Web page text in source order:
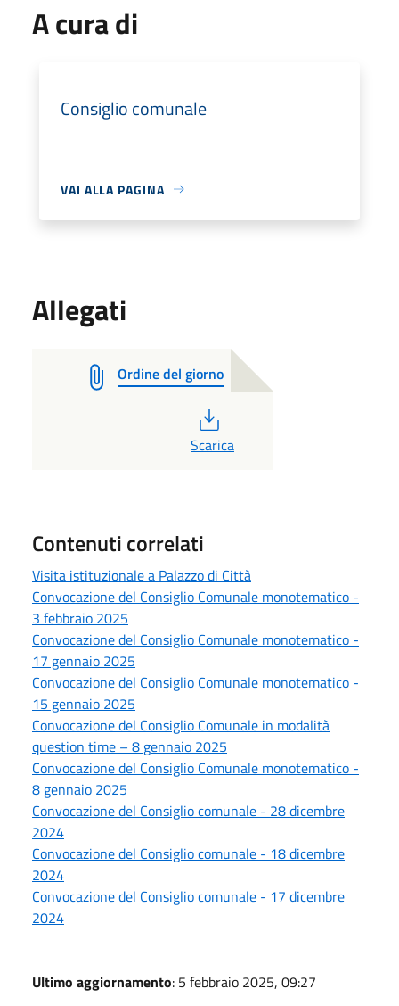
A cura di
Consiglio comunale
VAI ALLA PAGINA
Allegati
Ordine del giorno
Scarica
Contenuti correlati
Visita istituzionale a Palazzo di Città
Convocazione del Consiglio Comunale monotematico -
3 febbraio 2025
Convocazione del Consiglio Comunale monotematico -
17 gennaio 2025
Convocazione del Consiglio Comunale monotematico -
15 gennaio 2025
Convocazione del Consiglio Comunale in modalità
question time – 8 gennaio 2025
Convocazione del Consiglio Comunale monotematico -
8 gennaio 2025
Convocazione del Consiglio comunale - 28 dicembre
2024
Convocazione del Consiglio comunale - 18 dicembre
2024
Convocazione del Consiglio comunale - 17 dicembre
2024
Ultimo aggiornamento: 5 febbraio 2025, 09:27